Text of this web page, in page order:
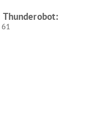
Thunderobot: